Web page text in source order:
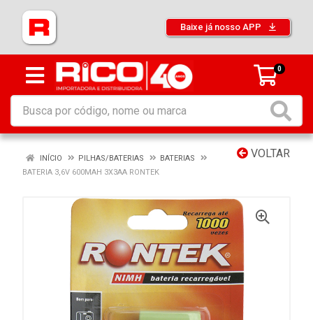
Baixe já nosso APP
0
VOLTAR
INÍCIO PILHAS/BATERIAS
BATERIAS
BATERIA 3,6V 600MAH 3X3AA RONTEK